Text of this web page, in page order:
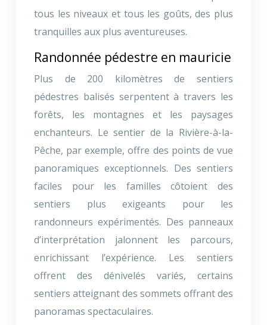
tous les niveaux et tous les goûts, des plus
tranquilles aux plus aventureuses.
Randonnée pédestre en mauricie
Plus de 200 kilomètres de sentiers
pédestres balisés serpentent à travers les
forêts, les montagnes et les paysages
enchanteurs. Le sentier de la Rivière-à-la-
Pêche, par exemple, offre des points de vue
panoramiques exceptionnels. Des sentiers
faciles pour les familles côtoient des
sentiers plus exigeants pour les
randonneurs expérimentés. Des panneaux
d’interprétation jalonnent les parcours,
enrichissant l’expérience. Les sentiers
offrent des dénivelés variés, certains
sentiers atteignant des sommets offrant des
panoramas spectaculaires.